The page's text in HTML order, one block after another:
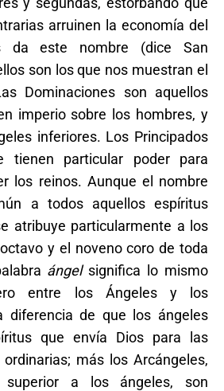
arruinen la economía del
da este nombre (dice San
son los que nos muestran el
Dominaciones son aquellos
imperio sobre los hombres, y
inferiores. Los Principados
tienen particular poder para
los reinos. Aunque el nombre
a todos aquellos espíritus
atribuye particularmente a los
y el noveno coro de toda
ángelsignifica lo mismo
entre los Ángeles y los
diferencia de que los ángeles
que envía Dios para las
más los Arcángeles,
a los ángeles, son